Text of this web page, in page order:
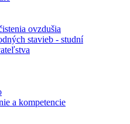
ovzdušia
stavieb - studní
a kompetencie